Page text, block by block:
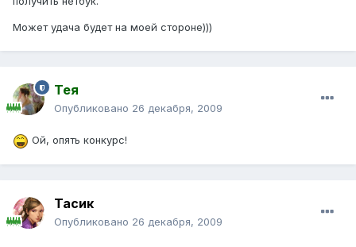
Может удача будет на моей стороне)))
Тея
Опубликовано 26 декабря, 2009
Ой, опять конкурс!
Тасик
Опубликовано 26 декабря, 2009